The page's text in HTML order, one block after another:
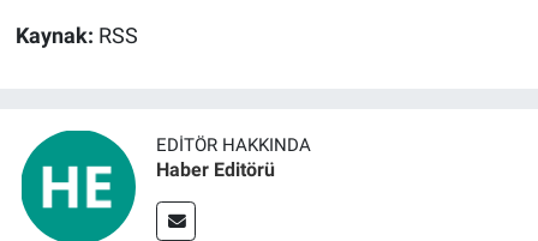
Kaynak: RSS
EDITÖR HAKKINDA
Haber Editörü